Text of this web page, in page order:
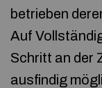
betrieben
Auf
Schritt an der
ausfindig